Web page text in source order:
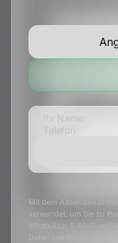
Mit dem Absenden
verwendet, um Sie zu
WhatsApp, E-Mail) und
Daten werden